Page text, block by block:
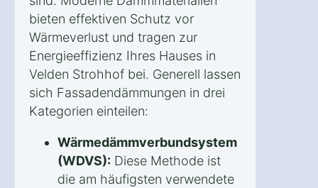
bieten effektiven Schutz vor
Wärmeverlust und tragen zur
Energieeffizienz Ihres Hauses in
Velden Strohhof bei. Generell lassen
sich Fassadendämmungen in drei
Kategorien einteilen:
Wärmedämmverbundsystem
(WDVS): Diese Methode ist
die am häufigsten verwendete